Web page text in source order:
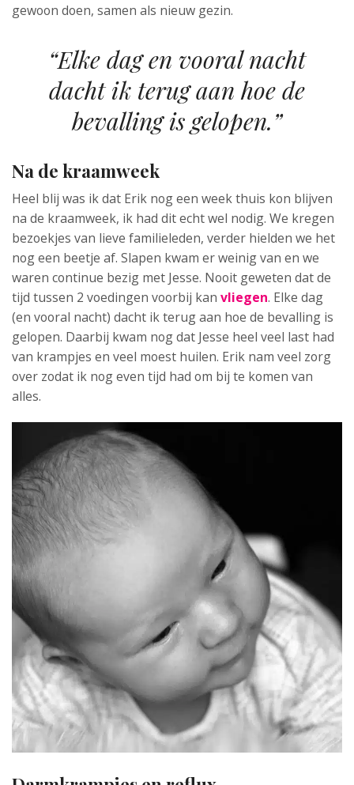
gewoon doen, samen als nieuw gezin.
“Elke dag en vooral nacht
dacht ik terug aan hoe de
bevalling is gelopen.”
Na de kraamweek
Heel blij was ik dat Erik nog een week thuis kon blijven
na de kraamweek, ik had dit echt wel nodig. We kregen
bezoekjes van lieve familieleden, verder hielden we het
nog een beetje af. Slapen kwam er weinig van en we
waren continue bezig met Jesse. Nooit geweten dat de
tijd tussen 2 voedingen voorbij kan vliegen. Elke dag
(en vooral nacht) dacht ik terug aan hoe de bevalling is
gelopen. Daarbij kwam nog dat Jesse heel veel last had
van krampjes en veel moest huilen. Erik nam veel zorg
over zodat ik nog even tijd had om bij te komen van
alles.